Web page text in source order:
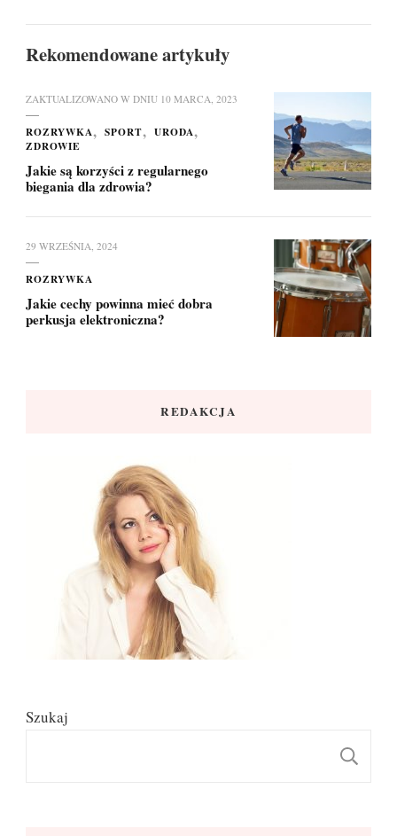
Rekomendowane artykuły
ZAKTUALIZOWANO W DNIU 10 MARCA, 2023
ROZRYWKA SPORT
URODA
ZDROWIE
Jakie są korzyści z regularnego
biegania dla zdrowia?
29 WRZEŚNIA, 2024
ROZRYWKA
Jakie cechy powinna mieć dobra
perkusja elektroniczna?
REDAKCJA
Szukaj